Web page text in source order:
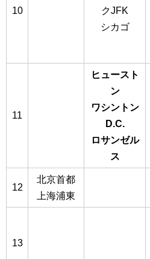
10
クJFK
シカゴ
11
ヒュースト
ン
ワシントン
D.C.
ロサンゼル
ス
12
北京首都
上海浦東
13